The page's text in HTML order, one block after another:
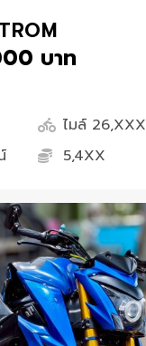
บาท
ไมล์ 26,XXX
5,4XX